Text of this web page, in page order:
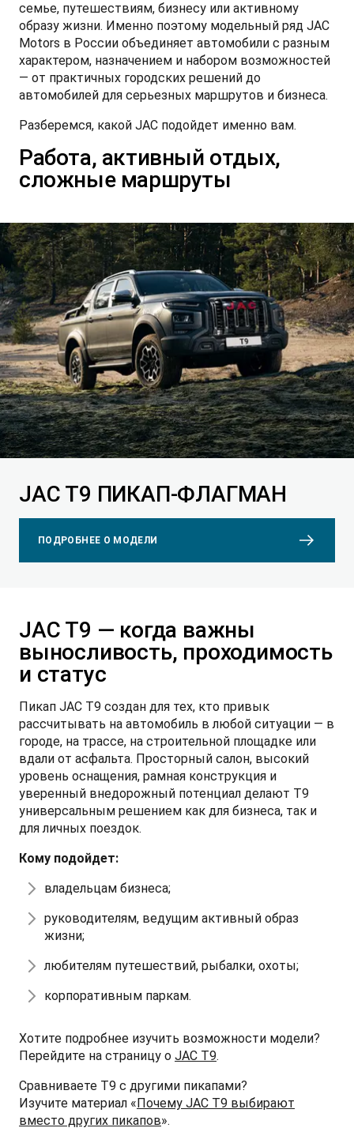
JAC T8 Пикап
от 2 504 000 ₽*
от 2 759 000 ₽*
T9 Пикап
от 3 619 000 ₽*
RF8 Минивэн
от 4 774 000 ₽*
Руководства по эксплуатации
семье, путешествиям, бизнесу или активному
образу жизни. Именно поэтому модельный ряд JAC
Motors в России объединяет автомобили с разным
характером, назначением и набором возможностей
— от практичных городских решений до
автомобилей для серьезных маршрутов и бизнеса.
Разберемся, какой JAC подойдет именно вам.
Работа, активный отдых,
сложные маршруты
JAC T9 ПИКАП-ФЛАГМАН
ПОДРОБНЕЕ О МОДЕЛИ
JAC T9 — когда важны
выносливость, проходимость
и статус
Пикап JAC T9 создан для тех, кто привык
рассчитывать на автомобиль в любой ситуации — в
городе, на трассе, на строительной площадке или
вдали от асфальта. Просторный салон, высокий
уровень оснащения, рамная конструкция и
уверенный внедорожный потенциал делают T9
универсальным решением как для бизнеса, так и
для личных поездок.
Кому подойдет:
владельцам бизнеса;
руководителям, ведущим активный образ
жизни;
любителям путешествий, рыбалки, охоты;
корпоративным паркам.
Хотите подробнее изучить возможности модели?
Перейдите на страницу о JAC T9.
Сравниваете T9 с другими пикапами?
Изучите материал « Почему JAC T9 выбирают
вместо других пикапов».